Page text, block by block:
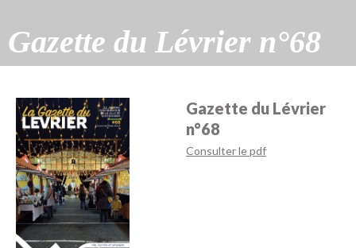
Gazette du Lévrier n°68
Gazette du Lévrier
n°68
Consulter le pdf